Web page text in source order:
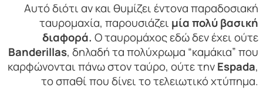
Αυτό διότι αν και θυμίζει έντονα παραδοσιακή
ταυρομαχία, παρουσιάζει μία πολύ βασική
διαφορά. Ο ταυρομάχος εδώ δεν έχει ούτε
Banderillas, δηλαδή τα πολύχρωμα “καμάκια” που
καρφώνονται πάνω στον ταύρο, ούτε τηνEspada,
το σπαθί που δίνει το τελειωτικό χτύπημα.